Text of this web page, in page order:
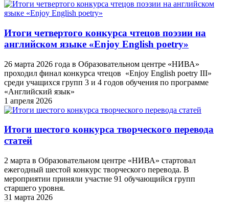
Итоги четвертого конкурса чтецов поэзии на
английском языке «Enjoy English poetry»
26 марта 2026 года в Образовательном центре «НИВА»
проходил финал конкурса чтецов «Enjoy English poetry III»
среди учащихся групп 3 и 4 годов обучения по программе
«Английский язык»
1 апреля 2026
Итоги шестого конкурса творческого перевода
статей
2 марта в Образовательном центре «НИВА» стартовал
ежегодный шестой конкурс творческого перевода. В
мероприятии приняли участие 91 обучающийся групп
старшего уровня.
31 марта 2026